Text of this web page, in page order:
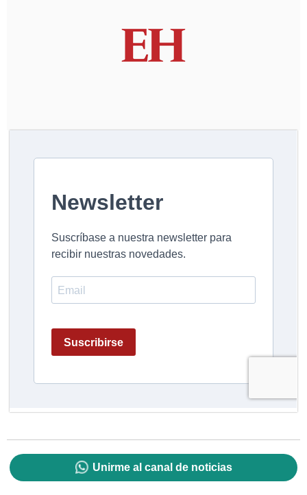
Unirme al canal de noticias